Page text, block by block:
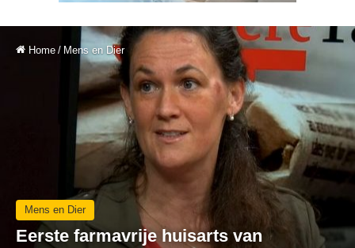
Home / Mens en Dier
Mens en Dier
Eerste farmavrije huisarts van